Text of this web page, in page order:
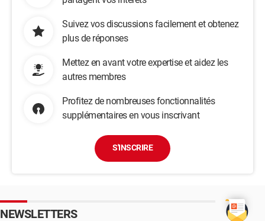
Suivez vos discussions facilement et obtenez
plus de réponses
Mettez en avant votre expertise et aidez les
autres membres
Profitez de nombreuses fonctionnalités
supplémentaires en vous inscrivant
S'INSCRIRE
NEWSLETTERS